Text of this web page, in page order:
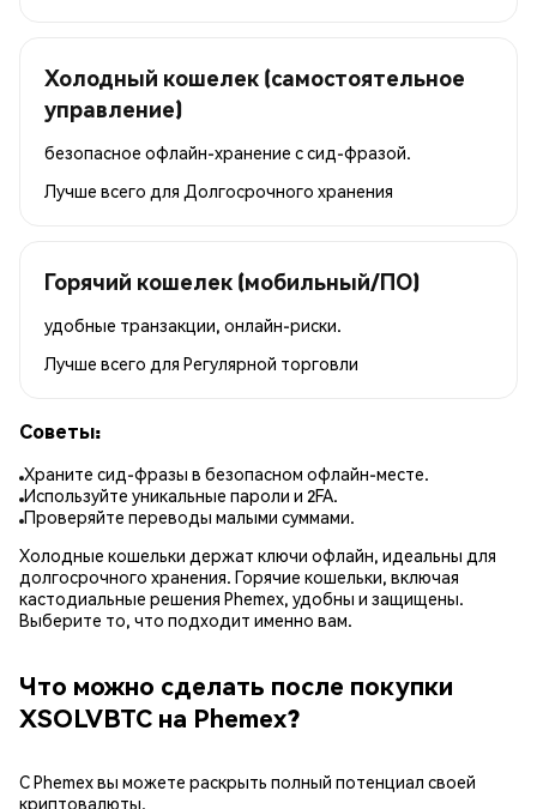
Холодный кошелек (самостоятельное
управление)
безопасное офлайн-хранение с сид-фразой.
Лучше всего для Долгосрочного хранения
Горячий кошелек (мобильный/ПО)
удобные транзакции, онлайн-риски.
Лучше всего для Регулярной торговли
Советы:
Храните сид-фразы в безопасном офлайн-месте.
Используйте уникальные пароли и 2FA.
Проверяйте переводы малыми суммами.
Холодные кошельки держат ключи офлайн, идеальны для
долгосрочного хранения. Горячие кошельки, включая
кастодиальные решения Phemex, удобны и защищены.
Выберите то, что подходит именно вам.
Что можно сделать после покупки
XSOLVBTC на Phemex?
С Phemex вы можете раскрыть полный потенциал своей
криптовалюты.